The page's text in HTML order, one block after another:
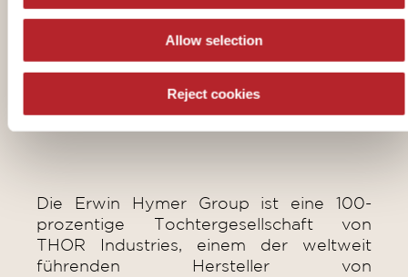
Allow selection
Reject cookies
ermöglichen. Mehr über LMC Caravan
caravan.de, bei Facebook unter
www.facebook.com/lmc.caravanund auf
https://www.youtube.com/user/
Die Erwin Hymer Group ist eine 100-
prozentige Tochtergesellschaft von
THOR Industries, einem der weltweit
führenden Hersteller von